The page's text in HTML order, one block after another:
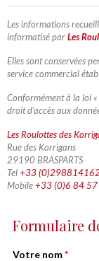
Les informations
informatisé parLes
Elles sont conservées
service commercial
Conformément à la loi
droit d’accès aux
Les Roulottes des
Rue des Korrigans
29190 BRASPARTS
Tel+33
Mobile+33 (0)6 84
Formulaire
Votre nom*